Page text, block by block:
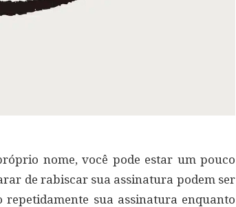
nome, você pode estar um pouco
de rabiscar sua assinatura podem ser
repetidamente sua assinatura enquanto